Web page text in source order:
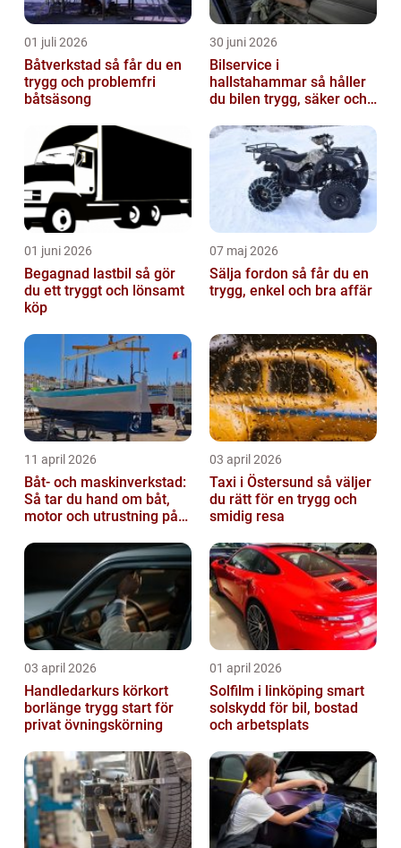
01 juli 2026
Båtverkstad så får du en
trygg och problemfri
båtsäsong
30 juni 2026
Bilservice i
hallstahammar så håller
du bilen trygg, säker och
01 juni 2026
Begagnad lastbil så gör
du ett tryggt och lönsamt
köp
07 maj 2026
Sälja fordon så får du en
trygg, enkel och bra affär
11 april 2026
Båt- och maskinverkstad:
Så tar du hand om båt,
motor och utrustning på
03 april 2026
Taxi i Östersund så väljer
du rätt för en trygg och
smidig resa
03 april 2026
Handledarkurs körkort
borlänge trygg start för
privat övningskörning
01 april 2026
Solfilm i linköping smart
solskydd för bil, bostad
och arbetsplats